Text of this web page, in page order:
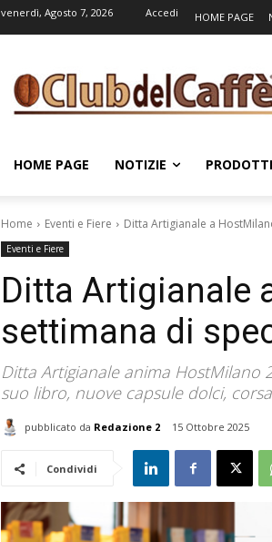
venerdì, Agosto 7, 2026 Accedi HOME PAGE
HOME PAGE NOTIZIE PRODOTTI
Home Eventi e Fiere Ditta Artigianale a
Eventi e Fiere
Ditta Artigianale
settimana di
Ditta Artigianale anima HostMilano
suo libro, nuove capsule dolci,
pubblicato da Redazione 2 15 Ottobre 2025
Condividi